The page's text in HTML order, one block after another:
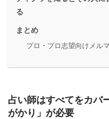
る
まとめ
プロ・プロ志望向けメル
占い師はすべてをカバ
がかり」が必要